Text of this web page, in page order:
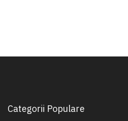
Categorii Populare